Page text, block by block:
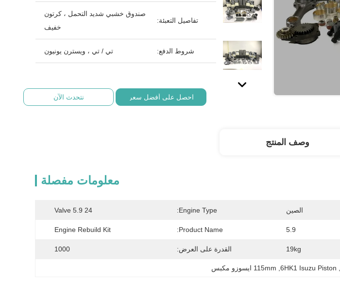
تفاصيل التعبئة:
صندوق خشبي شديد التحمل ، كرتون
خفيف
شروط الدفع: تي / تي ، ويسترن يونيون
احصل على أفضل سعر نتحدث الآن
وصف المنتج
معلومات مفصلة
الصين Engine Type:
24 Valve 5.9
5.9
Product Name:
Engine Rebuild Kit
19kg القدرة على العرض: 1000
6HK1 Isuzu Piston 115mm ايسوزو مكبس